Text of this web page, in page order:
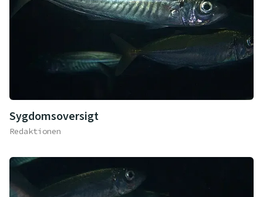
Sygdomsoversigt
Redaktionen